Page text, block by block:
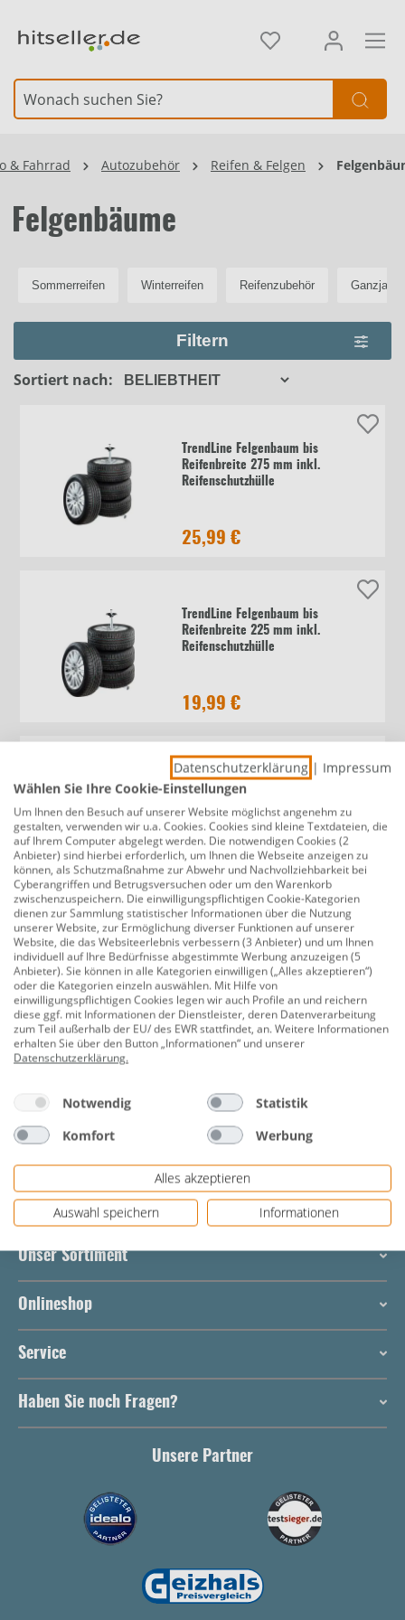
& Fahrrad Autozubehör Reifen & Felgen
Felgenbäume
Sommerreifen Winterreifen Reifenzubehör
Filtern
Sortiert nach:
TrendLine Felgenbaum bis
Reifenbreite 275 mm inkl.
Reifenschutzhülle
25,99 €
TrendLine Felgenbaum bis
Reifenbreite 225 mm inkl.
Reifenschutzhülle
19,99 €
Cartrend Felgenbaum bis
Reifenbreite 255 mm inkl.
Reifenschutzhülle
59,00 €
3 von 3 Produkten angesehen
Element überspringen
Unser Sortiment
Onlineshop
Service
Haben Sie noch Fragen?
Unsere Partner
Datenschutzerklärung | Impressum
Wählen Sie Ihre Cookie-Einstellungen
Um Ihnen den Besuch auf unserer Website möglichst angenehm zu
gestalten, verwenden wir u.a. Cookies. Cookies sind kleine Textdateien, die
auf Ihrem Computer abgelegt werden. Die notwendigen Cookies (2
Anbieter) sind hierbei erforderlich, um Ihnen die Webseite anzeigen zu
können, als Schutzmaßnahme zur Abwehr und Nachvollziehbarkeit bei
Cyberangriffen und Betrugsversuchen oder um den Warenkorb
zwischenzuspeichern. Die einwilligungspflichtigen Cookie-Kategorien
dienen zur Sammlung statistischer Informationen über die Nutzung
unserer Website, zur Ermöglichung diverser Funktionen auf unserer
Website, die das Websiteerlebnis verbessern (3 Anbieter) und um Ihnen
individuell auf Ihre Bedürfnisse abgestimmte Werbung anzuzeigen (5
Anbieter). Sie können in alle Kategorien einwilligen („Alles akzeptieren“)
oder die Kategorien einzeln auswählen. Mit Hilfe von
einwilligungspflichtigen Cookies legen wir auch Profile an und reichern
diese ggf. mit Informationen der Dienstleister, deren Datenverarbeitung
zum Teil außerhalb der EU/ des EWR stattfindet, an. Weitere Informationen
erhalten Sie über den Button „Informationen“ und unserer
Datenschutzerklärung.
Notwendig
Statistik
Komfort
Werbung
Alles akzeptieren
Auswahl speichern
Informationen